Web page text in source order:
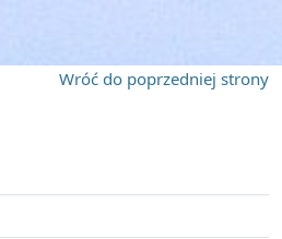
Wróć do poprzedniej strony